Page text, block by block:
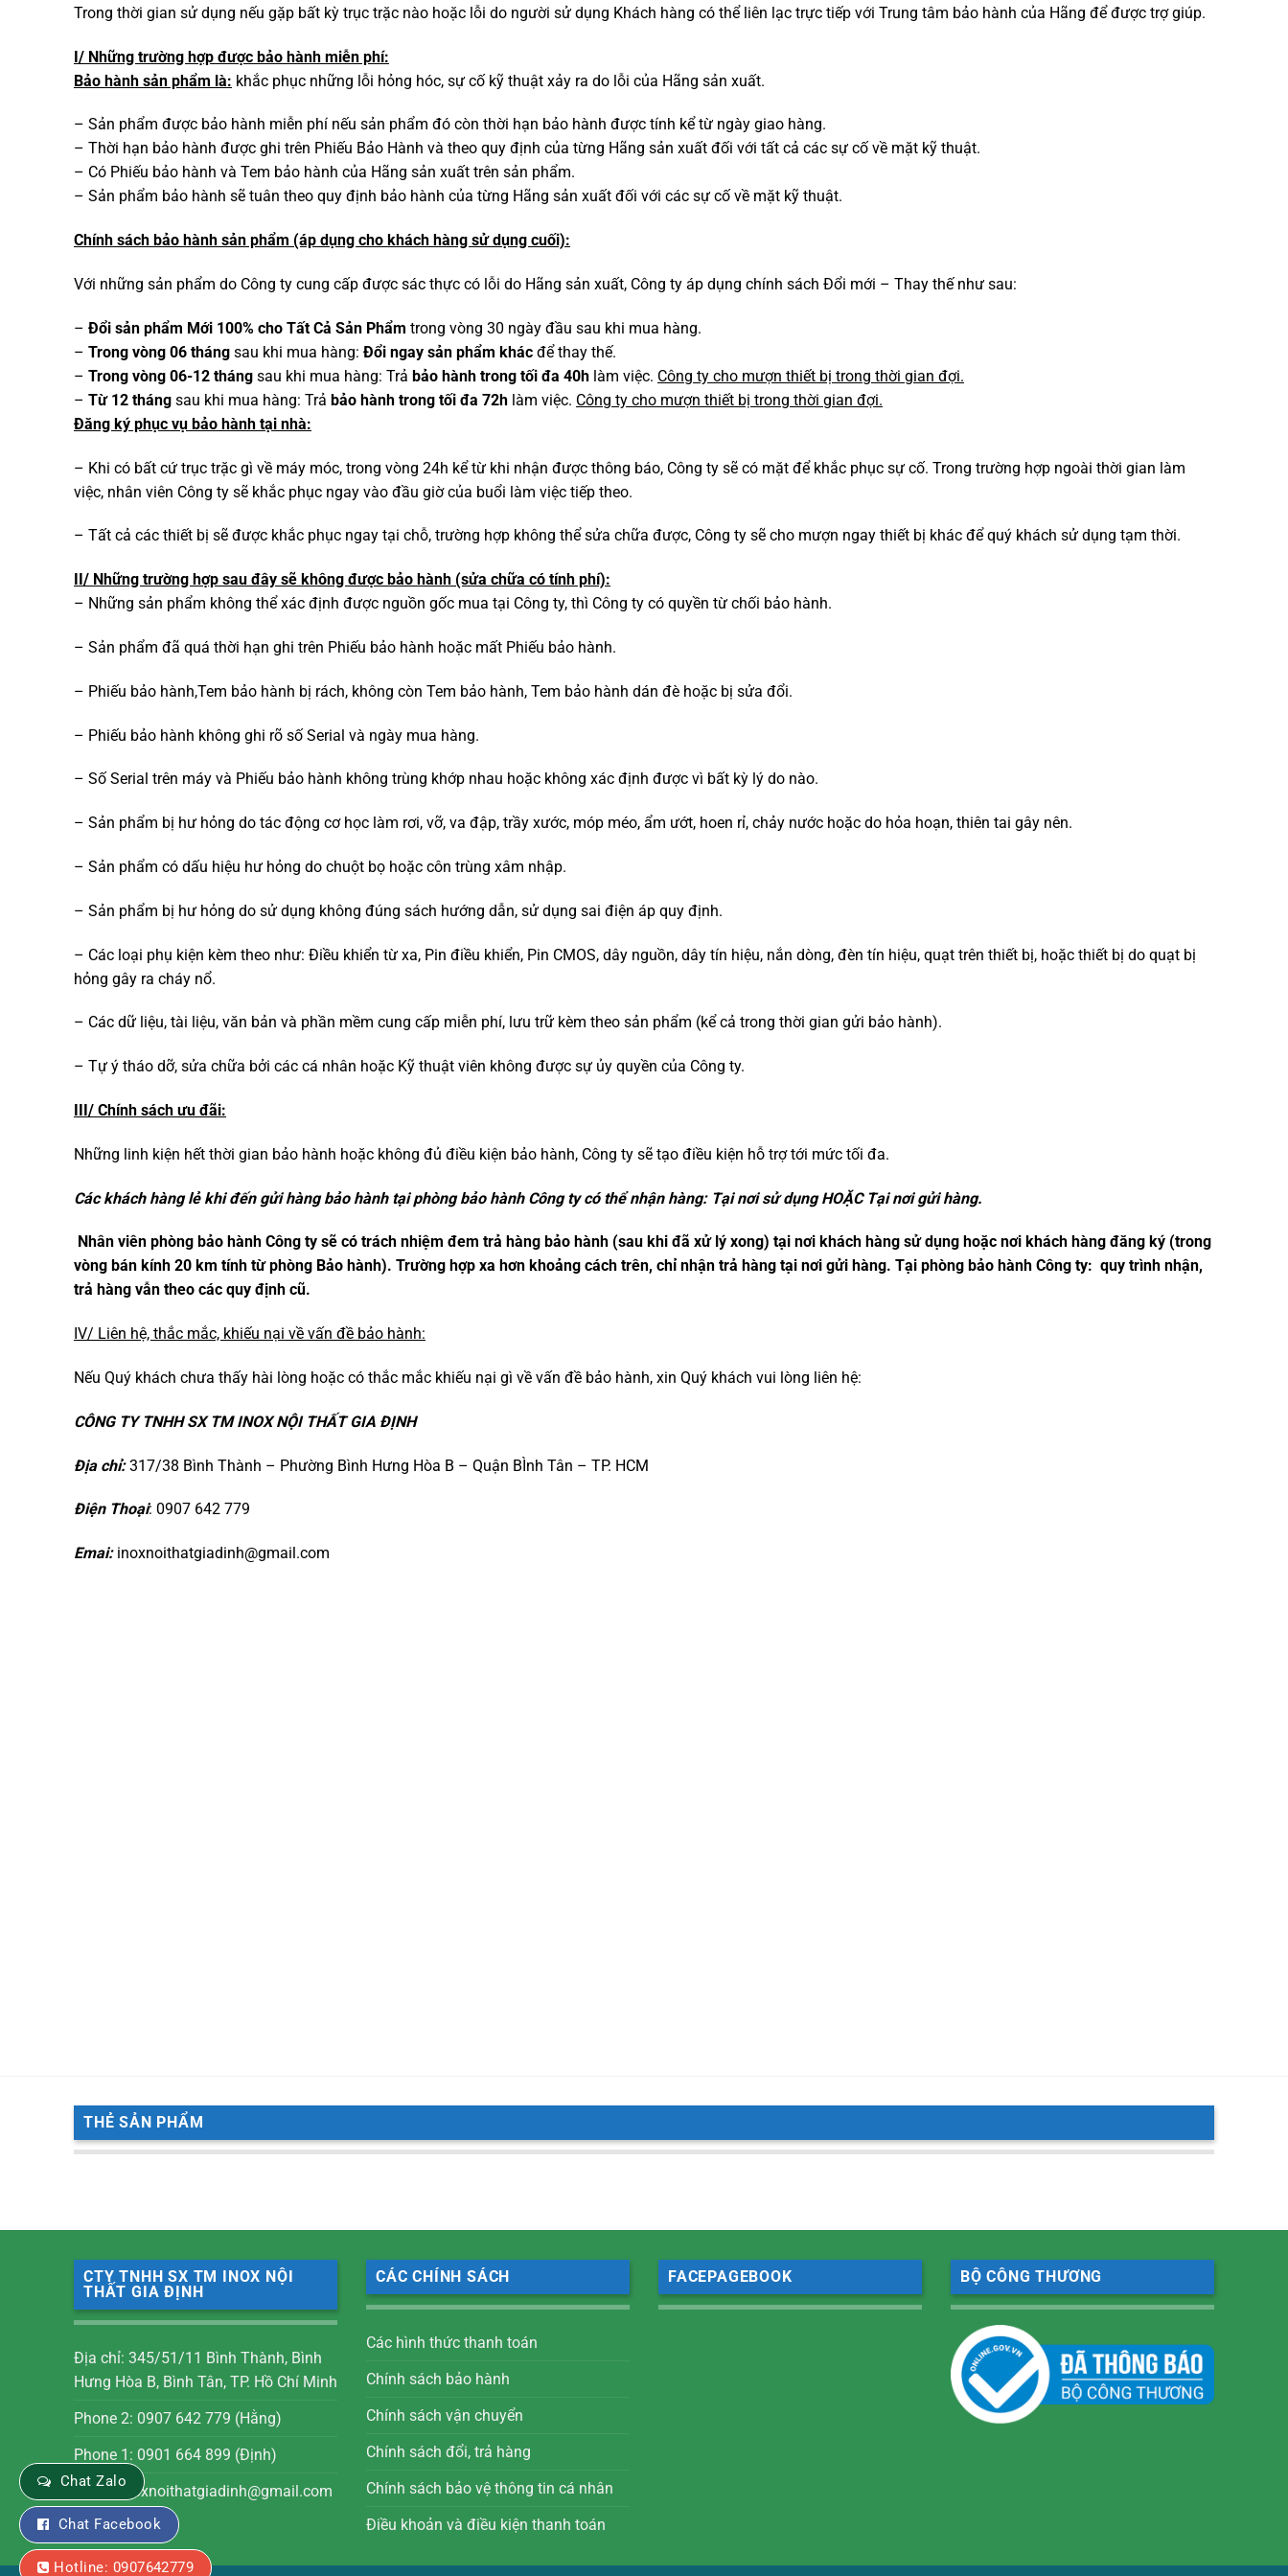
Trong thời gian sử dụng nếu gặp bất kỳ trục trặc nào hoặc lỗi do người sử dụng Khách hàng có thể liên lạc trực tiếp với Trung tâm bảo hành của Hãng để được trợ giúp.
I/ Những trường hợp được bảo hành miễn phí:
Bảo hành sản phẩm là: khắc phục những lỗi hỏng hóc, sự cố kỹ thuật xảy ra do lỗi của Hãng sản xuất.
– Sản phẩm được bảo hành miễn phí nếu sản phẩm đó còn thời hạn bảo hành được tính kể từ ngày giao hàng.
– Thời hạn bảo hành được ghi trên Phiếu Bảo Hành và theo quy định của từng Hãng sản xuất đối với tất cả các sự cố về mặt kỹ thuật.
– Có Phiếu bảo hành và Tem bảo hành của Hãng sản xuất trên sản phẩm.
– Sản phẩm bảo hành sẽ tuân theo quy định bảo hành của từng Hãng sản xuất đối với các sự cố về mặt kỹ thuật.
Chính sách bảo hành sản phẩm (áp dụng cho khách hàng sử dụng cuối):
Với những sản phẩm do Công ty cung cấp được sác thực có lỗi do Hãng sản xuất, Công ty áp dụng chính sách Đổi mới – Thay thế như sau:
– Đổi sản phẩm Mới 100% cho Tất Cả Sản Phẩm trong vòng 30 ngày đầu sau khi mua hàng.
– Trong vòng 06 tháng sau khi mua hàng: Đổi ngay sản phẩm khác để thay thế.
– Trong vòng 06-12 tháng sau khi mua hàng: Trả bảo hành trong tối đa 40h làm việc. Công ty cho mượn thiết bị trong thời gian đợi.
– Từ 12 tháng sau khi mua hàng: Trả bảo hành trong tối đa 72h làm việc. Công ty cho mượn thiết bị trong thời gian đợi.
Đăng ký phục vụ bảo hành tại nhà:
– Khi có bất cứ trục trặc gì về máy móc, trong vòng 24h kể từ khi nhận được thông báo, Công ty sẽ có mặt để khắc phục sự cố. Trong trường hợp ngoài thời gian làm
việc, nhân viên Công ty sẽ khắc phục ngay vào đầu giờ của buổi làm việc tiếp theo.
– Tất cả các thiết bị sẽ được khắc phục ngay tại chỗ, trường hợp không thể sửa chữa được, Công ty sẽ cho mượn ngay thiết bị khác để quý khách sử dụng tạm thời.
II/ Những trường hợp sau đây sẽ không được bảo hành (sửa chữa có tính phí):
– Những sản phẩm không thể xác định được nguồn gốc mua tại Công ty, thì Công ty có quyền từ chối bảo hành.
– Sản phẩm đã quá thời hạn ghi trên Phiếu bảo hành hoặc mất Phiếu bảo hành.
– Phiếu bảo hành,Tem bảo hành bị rách, không còn Tem bảo hành, Tem bảo hành dán đè hoặc bị sửa đổi.
– Phiếu bảo hành không ghi rõ số Serial và ngày mua hàng.
– Số Serial trên máy và Phiếu bảo hành không trùng khớp nhau hoặc không xác định được vì bất kỳ lý do nào.
– Sản phẩm bị hư hỏng do tác động cơ học làm rơi, vỡ, va đập, trầy xước, móp méo, ẩm ướt, hoen rỉ, chảy nước hoặc do hỏa hoạn, thiên tai gây nên.
– Sản phẩm có dấu hiệu hư hỏng do chuột bọ hoặc côn trùng xâm nhập.
– Sản phẩm bị hư hỏng do sử dụng không đúng sách hướng dẫn, sử dụng sai điện áp quy định.
– Các loại phụ kiện kèm theo như: Điều khiển từ xa, Pin điều khiển, Pin CMOS, dây nguồn, dây tín hiệu, nắn dòng, đèn tín hiệu, quạt trên thiết bị, hoặc thiết bị do quạt bị
hỏng gây ra cháy nổ.
– Các dữ liệu, tài liệu, văn bản và phần mềm cung cấp miễn phí, lưu trữ kèm theo sản phẩm (kể cả trong thời gian gửi bảo hành).
– Tự ý tháo dỡ, sửa chữa bởi các cá nhân hoặc Kỹ thuật viên không được sự ủy quyền của Công ty.
III/ Chính sách ưu đãi:
Những linh kiện hết thời gian bảo hành hoặc không đủ điều kiện bảo hành, Công ty sẽ tạo điều kiện hỗ trợ tới mức tối đa.
Các khách hàng lẻ khi đến gửi hàng bảo hành tại phòng bảo hành Công ty có thể nhận hàng: Tại nơi sử dụng HOẶC Tại nơi gửi hàng.
Nhân viên phòng bảo hành Công ty sẽ có trách nhiệm đem trả hàng bảo hành (sau khi đã xử lý xong) tại nơi khách hàng sử dụng hoặc nơi khách hàng đăng ký (trong
vòng bán kính 20 km tính từ phòng Bảo hành). Trường hợp xa hơn khoảng cách trên, chỉ nhận trả hàng tại nơi gửi hàng. Tại phòng bảo hành Công ty: quy trình nhận,
trả hàng vẫn theo các quy định cũ.
IV/ Liên hệ, thắc mắc, khiếu nại về vấn đề bảo hành:
Nếu Quý khách chưa thấy hài lòng hoặc có thắc mắc khiếu nại gì về vấn đề bảo hành, xin Quý khách vui lòng liên hệ:
CÔNG TY TNHH SX TM INOX NỘI THẤT GIA ĐỊNH
Địa chỉ:317/38 Bình Thành – Phường Bình Hưng Hòa B – Quận BÌnh Tân – TP. HCM
Điện Thoại: 0907 642 779
Emai:inoxnoithatgiadinh@gmail.com
THẺ SẢN PHẨM
CTY TNHH SX TM INOX NỘI
THẤT GIA ĐỊNH
Địa chỉ: 345/51/11 Bình Thành, Bình
Hưng Hòa B, Bình Tân, TP. Hồ Chí Minh
Phone 2: 0907 642 779 (Hằng)
Phone 1: 0901 664 899 (Định)
Email: inoxnoithatgiadinh@gmail.com
CÁC CHÍNH SÁCH
Các hình thức thanh toán
Chính sách bảo hành
Chính sách vận chuyển
Chính sách đổi, trả hàng
Chính sách bảo vệ thông tin cá nhân
Điều khoản và điều kiện thanh toán
FACEPAGEBOOK BỘ CÔNG THƯƠNG
Chat Zalo
Chat Facebook
Hotline: 0907642779